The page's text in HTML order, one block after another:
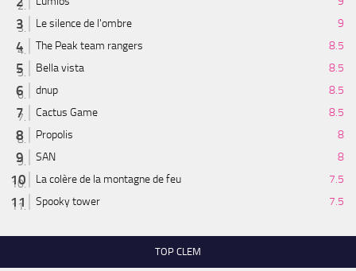
Le silence de l'ombre
9
The Peak team rangers
8.5
Bella vista
8.5
dnup
8.5
Cactus Game
8.5
Propolis
8
SAN
8
La colère de la montagne de feu
7.5
Spooky tower
7.5
TOP CLEM